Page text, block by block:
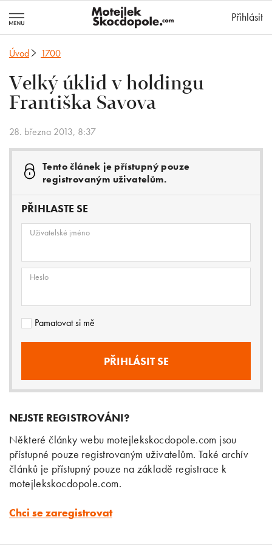
Přihlásit
Úvod 1700
Velký úklid v holdingu
Františka Savova
28. března 2013, 8:37
Tento článek je přístupný pouze
registrovaným uživatelům.
PŘIHLASTE SE
Uživatelské jméno
Heslo
Pamatovat si mě
NEJSTE REGISTROVÁNI?
Některé články webu motejlekskocdopole.com jsou
přístupné pouze registrovaným uživatelům. Také archív
článků je přístupný pouze na základě registrace k
motejlekskocdopole.com.
Chci se zaregistrovat